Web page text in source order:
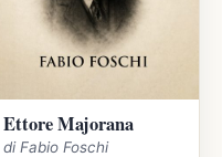
Ettore Majorana
di Fabio Foschi